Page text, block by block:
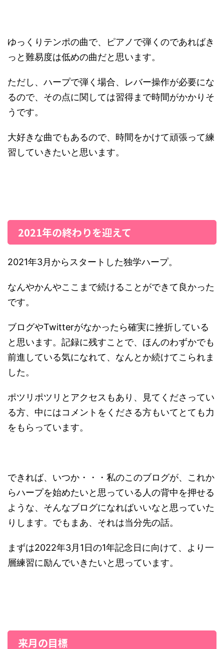
ゆっくりテンポの曲で、ピアノで弾くのであればき
っと難易度は低めの曲だと思います。
ただし、ハープで弾く場合、レバー操作が必要にな
るので、その点に関しては習得まで時間がかかりそ
うです。
大好きな曲でもあるので、時間をかけて頑張って練
習していきたいと思います。
2021年の終わりを迎えて
2021年3月からスタートした独学ハープ。
なんやかんやここまで続けることができて良かった
です。
ブログやTwitterがなかったら確実に挫折している
と思います。記録に残すことで、ほんのわずかでも
前進している気になれて、なんとか続けてこられま
した。
ポツリポツリとアクセスもあり、見てくださってい
る方、中にはコメントをくださる方もいてとても力
をもらっています。
できれば、いつか・・・私のこのブログが、これか
らハープを始めたいと思っている人の背中を押せる
ような、そんなブログになればいいなと思っていた
りします。でもまあ、それは当分先の話。
まずは2022年3月1日の1年記念日に向けて、より一
層練習に励んでいきたいと思っています。
来月の目標